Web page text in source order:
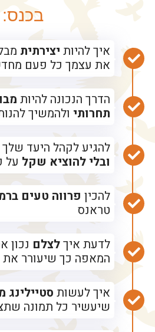
בכנס:
איך להיות יצירתית
את עצמך כל פעם
הדרך הנכונה להיות
תחרותי ולהמשיך
להגיע לקהל היעד
ובלי להוציא שקל על
להכין פרווה טעים
טראנס
לדעת איךלצלם נכון
המאפה כך שיעורר את
איך לעשות סטיילינג
שיעשיר כל תמונה